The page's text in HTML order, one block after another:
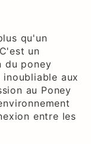
qu'un
un
du poney
aux
au Poney
entre les